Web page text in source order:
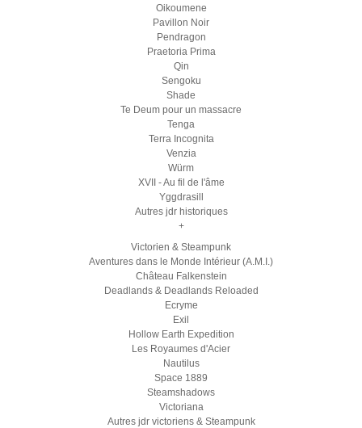
Oikoumene
Pavillon Noir
Pendragon
Praetoria Prima
Qin
Sengoku
Shade
Te Deum pour un massacre
Tenga
Terra Incognita
Venzia
Würm
XVII - Au fil de l'âme
Yggdrasill
Autres jdr historiques
+
Victorien & Steampunk
Aventures dans le Monde Intérieur (A.M.I.)
Château Falkenstein
Deadlands & Deadlands Reloaded
Ecryme
Exil
Hollow Earth Expedition
Les Royaumes d'Acier
Nautilus
Space 1889
Steamshadows
Victoriana
Autres jdr victoriens & Steampunk